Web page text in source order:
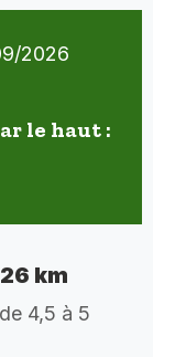
2026
le haut :
km
4,5 à 5